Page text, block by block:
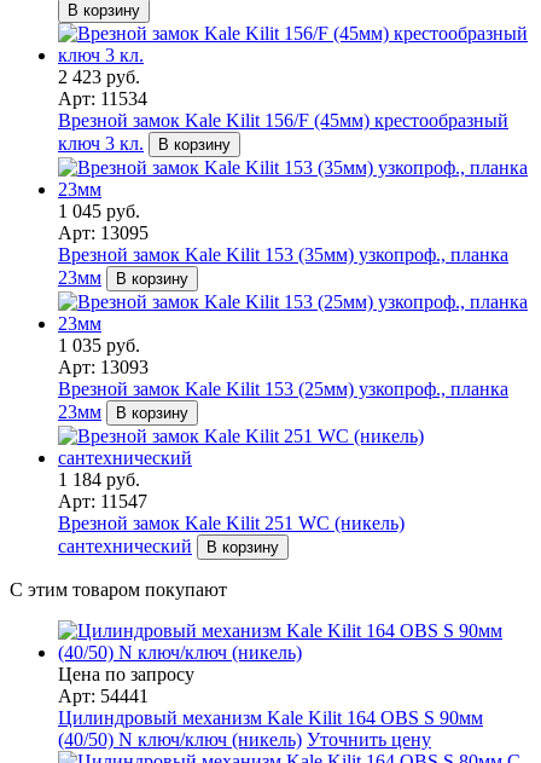
В корзину
2 423 руб.
Арт: 11534
Врезной замок Kale Kilit 156/F (45мм) крестообразный
ключ 3 кл.
В корзину
1 045 руб.
Арт: 13095
Врезной замок Kale Kilit 153 (35мм) узкопроф., планка
23мм
В корзину
1 035 руб.
Арт: 13093
Врезной замок Kale Kilit 153 (25мм) узкопроф., планка
23мм
В корзину
1 184 руб.
Арт: 11547
Врезной замок Kale Kilit 251 WC (никель)
сантехнический
В корзину
С этим товаром покупают
Цена по запросу
Арт: 54441
Цилиндровый механизм Kale Kilit 164 OBS S 90мм
(40/50) N ключ/ключ (никель) Уточнить цену